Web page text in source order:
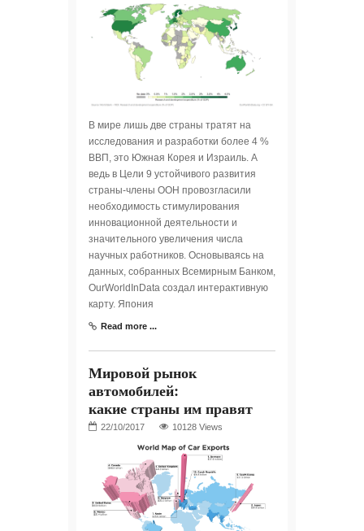
В мире лишь две страны тратят на
исследования и разработки более 4 %
ВВП, это Южная Корея и Израиль. А
ведь в Цели 9 устойчивого развития
страны-члены ООН провозгласили
необходимость стимулирования
инновационной деятельности и
значительного увеличения числа
научных работников. Основываясь на
данных, собранных Всемирным Банком,
OurWorldInData создал интерактивную
карту. Япония
Read more ...
Мировой рынок
автомобилей:
какие страны им правят
10128 Views